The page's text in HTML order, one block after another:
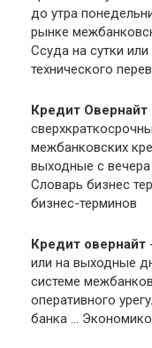
до утра
рынке
Ссуда на сутки
технического
Кредит Овернайт
межбанковских
выходные с
Словарь бизнес
бизнес-терминов
Кредит овернайт
или на выходные
системе
оперативного
банка …